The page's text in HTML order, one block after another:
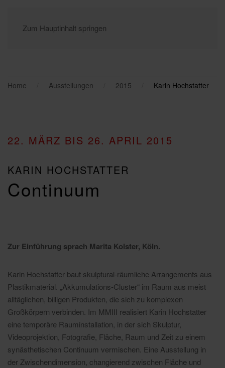
Zum Hauptinhalt springen
Home Ausstellungen 2015 Karin Hochstatter
22. MÄRZ BIS 26. APRIL 2015
KARIN HOCHSTATTER
Continuum
Zur Einführung sprach Marita Kolster, Köln.
Karin Hochstatter baut skulptural-räumliche Arrangements aus
Plastikmaterial. „Akkumulations-Cluster“ im Raum aus meist
alltäglichen, billigen Produkten, die sich zu komplexen
Großkörpern verbinden. Im MMIII realisiert Karin Hochstatter
eine temporäre Rauminstallation, in der sich Skulptur,
Videoprojektion, Fotografie, Fläche, Raum und Zeit zu einem
synästhetischen Continuum vermischen. Eine Ausstellung in
der Zwischendimension, changierend zwischen Fläche und